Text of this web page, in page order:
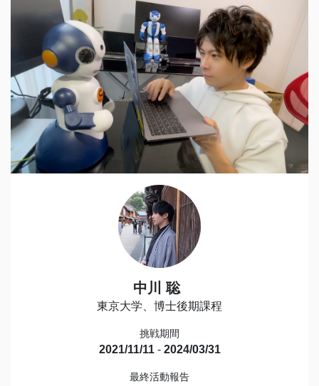
中川 聡
東京大学、博士後期課程
挑戦期間
2021/11/11- 2024/03/31
最終活動報告